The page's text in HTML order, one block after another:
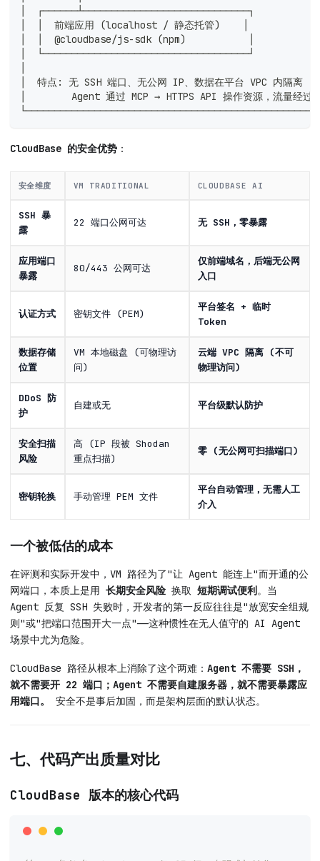
│  ┌──────┴─────────────────────────────┐
│  │  前端应用 (localhost / 静态托管)    │
│  │  @cloudbase/js-sdk (npm)           │
│  └────────────────────────────────────┘
│  特点: 无 SSH 端口、无公网 IP、数据在平台 VPC 内
│        Agent 通过 MCP → HTTPS API 操作资源，流量
CloudBase 的安全优势 ：
安全维度 VM TRADITIONAL CLOUDBASE AI
SSH 暴
露
22 端口公网可达 无 SSH，零暴露
应用端口
暴露
80/443 公网可达
仅前端域名，后端无公网
入口
认证方式 密钥文件 (PEM)
平台签名 + 临时
Token
数据存储
位置
VM 本地磁盘 (可物理访
问)
云端 VPC 隔离 (不可
物理访问)
DDoS 防
护
自建或无 平台级默认防护
安全扫描
风险
高 (IP 段被 Shodan
重点扫描)
零 (无公网可扫描端口)
密钥轮换 手动管理 PEM 文件
平台自动管理，无需人工
介入
一个被低估的成本
在评测和实际开发中，VM 路径为了"让 Agent 能连上"而开通的公
网端口，本质上是用 长期安全风险 换取 短期调试便利。当
Agent 反复 SSH 失败时，开发者的第一反应往往是"放宽安全组规
则"或"把端口范围开大一点"——这种惯性在无人值守的 AI Agent
场景中尤为危险。
CloudBase 路径从根本上消除了这个两难： Agent 不需要 SSH，
就不需要开 22 端口；Agent 不需要自建服务器，就不需要暴露应
用端口。
安全不是事后加固，而是架构层面的默认状态。
七、代码产出质量对比
CloudBase 版本的核心代码